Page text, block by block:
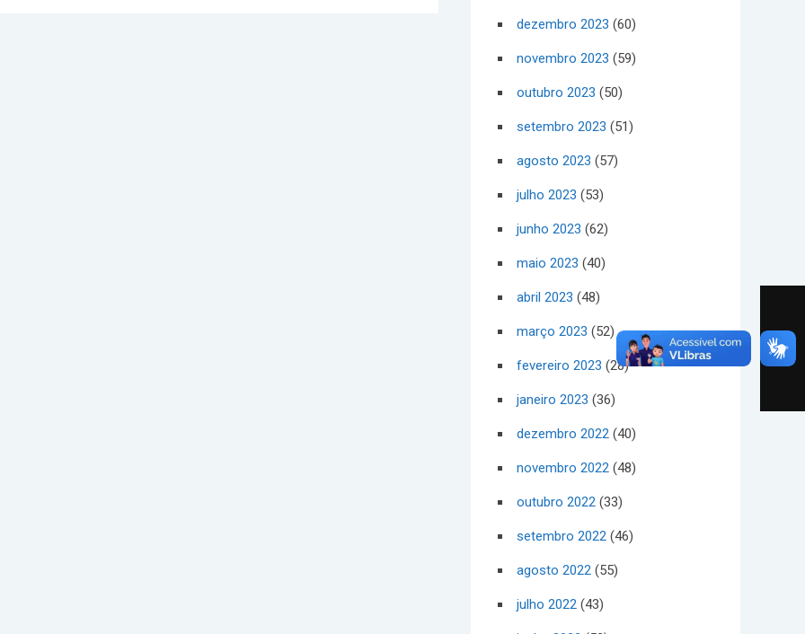
dezembro 2023 (60)
novembro 2023 (59)
outubro 2023 (50)
setembro 2023 (51)
agosto 2023 (57)
julho 2023 (53)
junho 2023 (62)
maio 2023 (40)
abril 2023 (48)
março 2023 (52)
fevereiro 2023 (28)
janeiro 2023 (36)
dezembro 2022 (40)
novembro 2022 (48)
outubro 2022 (33)
setembro 2022 (46)
agosto 2022 (55)
julho 2022 (43)